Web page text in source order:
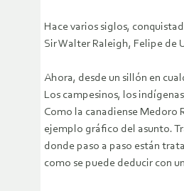
Hace varios siglos,
Sir Walter Raleigh, Felipe de
Ahora, desde un sillón en
Los campesinos, los
Como la canadiense Medoro
ejemplo gráfico del asunto.
donde paso a paso están
como se puede deducir con